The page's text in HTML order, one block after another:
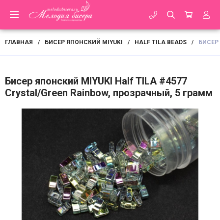
ГЛАВНАЯ / БИСЕР ЯПОНСКИЙ MIYUKI / HALF TILA BEADS / БИСЕР
Бисер японский MIYUKI Half TILA #4577
Crystal/Green Rainbow, прозрачный, 5 грамм